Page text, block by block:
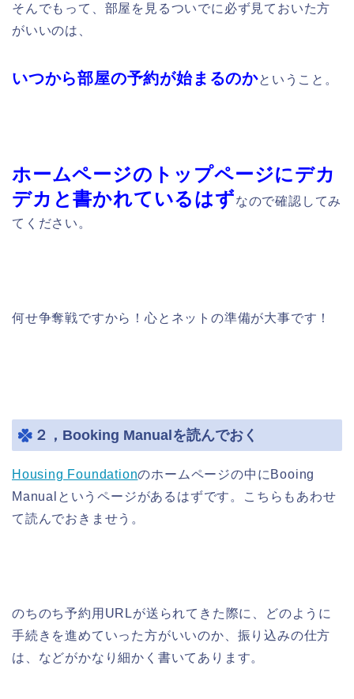
そんでもって、部屋を見るついでに必ず見ておいた方
がいいのは、
いつから部屋の予約が始まるのかということ。
ホームページのトップページにデカ
デカと書かれているはずなので確認してみ
てください。
何せ争奪戦ですから！心とネットの準備が大事です！
２，Booking Manualを読んでおく
Housing Foundationのホームページの中にBooing
Manualというページがあるはずです。こちらもあわせ
て読んでおきませう。
のちのち予約用URLが送られてきた際に、どのように
手続きを進めていった方がいいのか、振り込みの仕方
は、などがかなり細かく書いてあります。